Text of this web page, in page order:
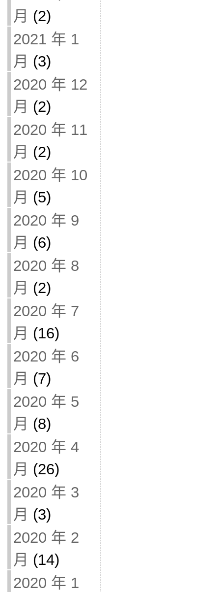
月 (2)
2021 年 1
月 (3)
2020 年 12
月 (2)
2020 年 11
月 (2)
2020 年 10
月 (5)
2020 年 9
月 (6)
2020 年 8
月 (2)
2020 年 7
月 (16)
2020 年 6
月 (7)
2020 年 5
月 (8)
2020 年 4
月 (26)
2020 年 3
月 (3)
2020 年 2
月 (14)
2020 年 1